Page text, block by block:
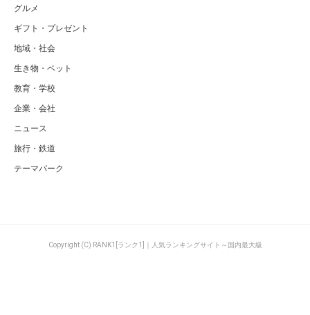
グルメ
ギフト・プレゼント
地域・社会
生き物・ペット
教育・学校
企業・会社
ニュース
旅行・鉄道
テーマパーク
Copyright (C) RANK1[ランク1]｜人気ランキングサイト～国内最大級